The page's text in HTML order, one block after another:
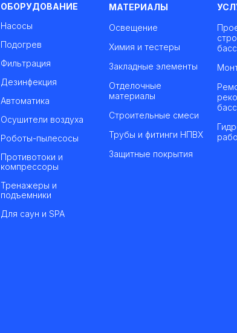
ОБОРУДОВАНИЕ
Насосы
Подогрев
Фильтрация
Дезинфекция
Автоматика
Осушители воздуха
Роботы-пылесосы
Противотоки и
компрессоры
Тренажеры и
подъемники
Для саун и SPA
МАТЕРИАЛЫ
Освещение
Химия и тестеры
Закладные элементы
Отделочные
материалы
Строительные смеси
Трубы и фитинги НПВХ
Защитные покрытия